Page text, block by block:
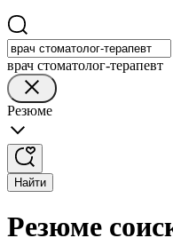
врач стоматолог-терапевт
Резюме
Найти
Резюме